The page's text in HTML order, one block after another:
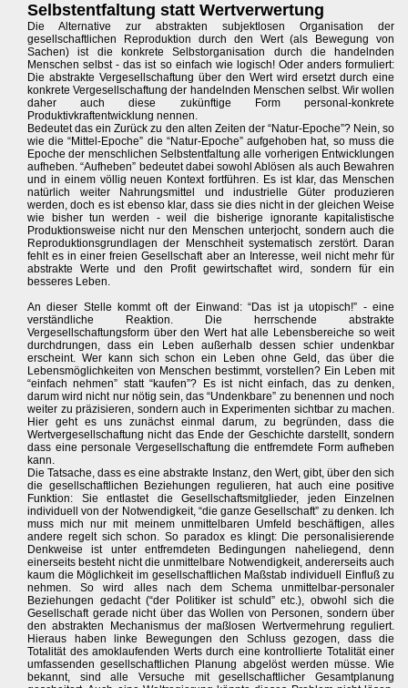
Selbstentfaltung statt Wertverwertung
Die Alternative zur abstrakten subjektlosen Organisation der
gesellschaftlichen Reproduktion durch den Wert (als Bewegung von
Sachen) ist die konkrete Selbstorganisation durch die handelnden
Menschen selbst - das ist so einfach wie logisch! Oder anders formuliert:
Die abstrakte Vergesellschaftung über den Wert wird ersetzt durch eine
konkrete Vergesellschaftung der handelnden Menschen selbst. Wir wollen
daher auch diese zukünftige Form personal-konkrete
Produktivkraftentwicklung nennen.
Bedeutet das ein Zurück zu den alten Zeiten der “Natur-Epoche”? Nein, so
wie die “Mittel-Epoche” die “Natur-Epoche” aufgehoben hat, so muss die
Epoche der menschlichen Selbstentfaltung alle vorherigen Entwicklungen
aufheben. “Aufheben” bedeutet dabei sowohl Ablösen als auch Bewahren
und in einem völlig neuen Kontext fortführen. Es ist klar, das Menschen
natürlich weiter Nahrungsmittel und industrielle Güter produzieren
werden, doch es ist ebenso klar, dass sie dies nicht in der gleichen Weise
wie bisher tun werden - weil die bisherige ignorante kapitalistische
Produktionsweise nicht nur den Menschen unterjocht, sondern auch die
Reproduktionsgrundlagen der Menschheit systematisch zerstört. Daran
fehlt es in einer freien Gesellschaft aber an Interesse, weil nicht mehr für
abstrakte Werte und den Profit gewirtschaftet wird, sondern für ein
besseres Leben.
An dieser Stelle kommt oft der Einwand: “Das ist ja utopisch!” - eine
verständliche Reaktion. Die herrschende abstrakte
Vergesellschaftungsform über den Wert hat alle Lebensbereiche so weit
durchdrungen, dass ein Leben außerhalb dessen schier undenkbar
erscheint. Wer kann sich schon ein Leben ohne Geld, das über die
Lebensmöglichkeiten von Menschen bestimmt, vorstellen? Ein Leben mit
“einfach nehmen” statt “kaufen”? Es ist nicht einfach, das zu denken,
darum wird nicht nur nötig sein, das “Undenkbare” zu benennen und noch
weiter zu präzisieren, sondern auch in Experimenten sichtbar zu machen.
Hier geht es uns zunächst einmal darum, zu begründen, dass die
Wertvergesellschaftung nicht das Ende der Geschichte darstellt, sondern
dass eine personale Vergesellschaftung die entfremdete Form aufheben
kann.
Die Tatsache, dass es eine abstrakte Instanz, den Wert, gibt, über den sich
die gesellschaftlichen Beziehungen regulieren, hat auch eine positive
Funktion: Sie entlastet die Gesellschaftsmitglieder, jeden Einzelnen
individuell von der Notwendigkeit, “die ganze Gesellschaft” zu denken. Ich
muss mich nur mit meinem unmittelbaren Umfeld beschäftigen, alles
andere regelt sich schon. So paradox es klingt: Die personalisierende
Denkweise ist unter entfremdeten Bedingungen naheliegend, denn
einerseits besteht nicht die unmittelbare Notwendigkeit, andererseits auch
kaum die Möglichkeit im gesellschaftlichen Maßstab individuell Einfluß zu
nehmen. So wird alles nach dem Schema unmittelbar-personaler
Beziehungen gedacht (“der Politiker ist schuld” etc.), obwohl sich die
Gesellschaft gerade nicht über das Wollen von Personen, sondern über
den abstrakten Mechanismus der maßlosen Wertvermehrung reguliert.
Hieraus haben linke Bewegungen den Schluss gezogen, dass die
Totalität des amoklaufenden Werts durch eine kontrollierte Totalität einer
umfassenden gesellschaftlichen Planung abgelöst werden müsse. Wie
bekannt, sind alle Versuche mit gesellschaftlicher Gesamtplanung